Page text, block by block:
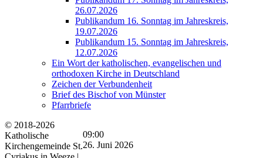
26.07.2026
Publikandum 16. Sonntag im Jahreskreis,
19.07.2026
Publikandum 15. Sonntag im Jahreskreis,
12.07.2026
Ein Wort der katholischen, evangelischen und
orthodoxen Kirche in Deutschland
Zeichen der Verbundenheit
Brief des Bischof von Münster
Pfarrbriefe
St.
Cyriakus:
09:00
26. Juni 2026
© 2018-2026
Katholische
Kirchengemeinde St.